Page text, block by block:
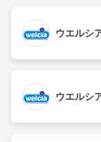
ウエルシ
ウエルシ